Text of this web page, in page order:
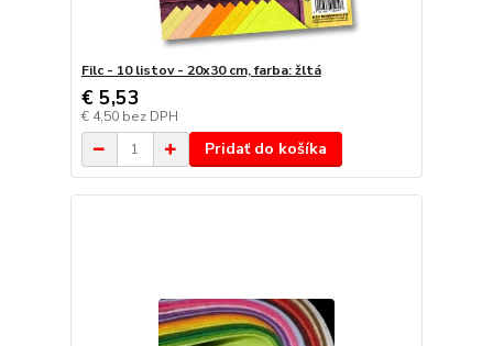
Filc - 10 listov - 20x30 cm, farba: žltá
€ 5,53
€ 4,50 bez DPH
Pridať do košíka